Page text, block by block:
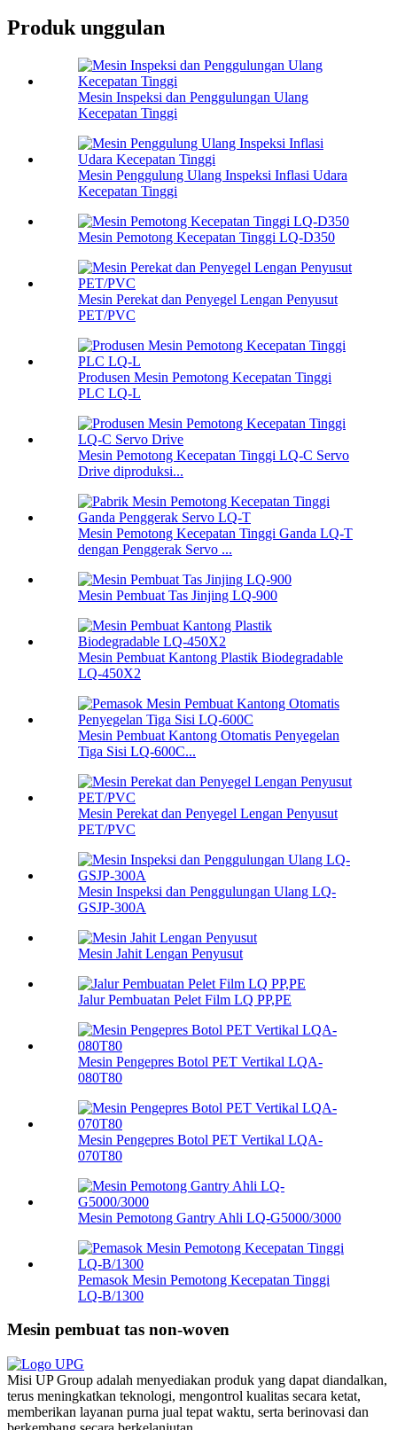
Produk unggulan
Mesin Inspeksi dan Penggulungan Ulang
Kecepatan Tinggi
Mesin Penggulung Ulang Inspeksi Inflasi Udara
Kecepatan Tinggi
Mesin Pemotong Kecepatan Tinggi LQ-D350
Mesin Perekat dan Penyegel Lengan Penyusut
PET/PVC
Produsen Mesin Pemotong Kecepatan Tinggi
PLC LQ-L
Mesin Pemotong Kecepatan Tinggi LQ-C Servo
Drive diproduksi...
Mesin Pemotong Kecepatan Tinggi Ganda LQ-T
dengan Penggerak Servo ...
Mesin Pembuat Tas Jinjing LQ-900
Mesin Pembuat Kantong Plastik Biodegradable
LQ-450X2
Mesin Pembuat Kantong Otomatis Penyegelan
Tiga Sisi LQ-600C...
Mesin Perekat dan Penyegel Lengan Penyusut
PET/PVC
Mesin Inspeksi dan Penggulungan Ulang LQ-
GSJP-300A
Mesin Jahit Lengan Penyusut
Jalur Pembuatan Pelet Film LQ PP,PE
Mesin Pengepres Botol PET Vertikal LQA-
080T80
Mesin Pengepres Botol PET Vertikal LQA-
070T80
Mesin Pemotong Gantry Ahli LQ-G5000/3000
Pemasok Mesin Pemotong Kecepatan Tinggi
LQ-B/1300
Mesin pembuat tas non-woven
Misi UP Group adalah menyediakan produk yang dapat diandalkan,
terus meningkatkan teknologi, mengontrol kualitas secara ketat,
memberikan layanan purna jual tepat waktu, serta berinovasi dan